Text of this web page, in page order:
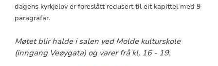
dagens kyrkjelov er foreslått redusert til eit kapittel med 9
paragrafar.
Møtet blir halde i salen ved Molde kulturskole
(inngang Veøygata) og varer frå kl. 16 - 19.